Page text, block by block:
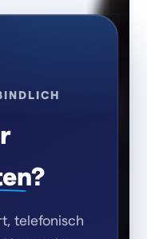
?
telefonisch